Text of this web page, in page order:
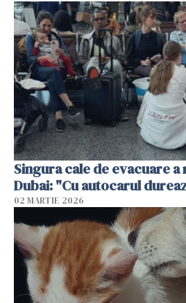
Singura cale de evacuare
Dubai: "Cu autocarul
02 MARTIE 2026